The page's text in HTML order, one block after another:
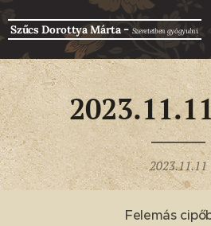
Szűcs Dorottya Márta-Szeretetben gyógyulni
2023.11.11
Felemás